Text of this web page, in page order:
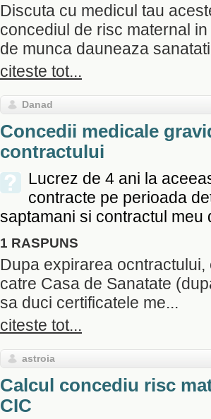
Discuta cu medicul tau
concediul de risc maternal
de munca dauneaza
citeste tot...
Danad
Concedii medicale
contractului
Lucrez de 4 ani la
contracte pe perioada
saptamani si contractul meu
1 RASPUNS
Dupa expirarea
catre Casa de Sanatate
sa duci certificatele me...
citeste tot...
astroia
Calcul concediu risc
CIC